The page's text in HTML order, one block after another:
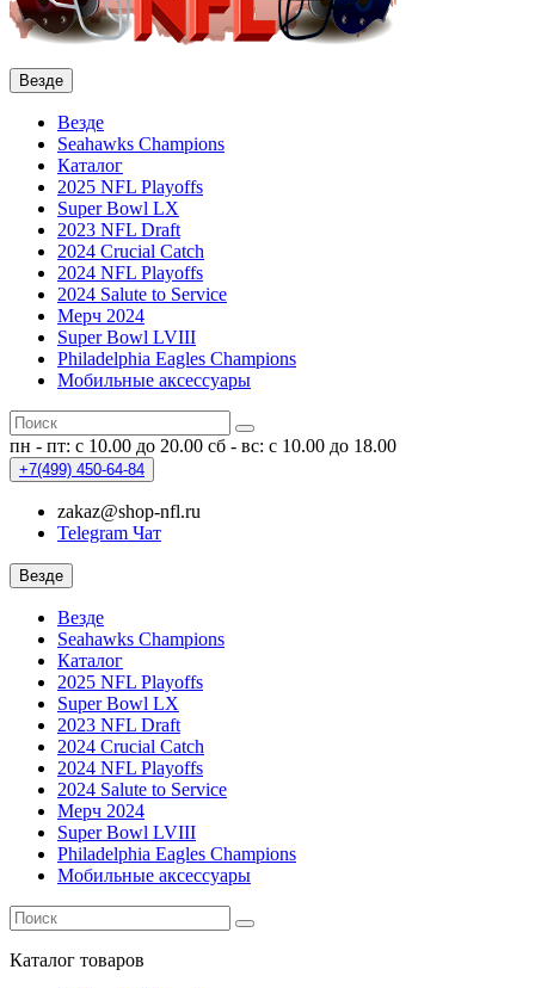
Везде
Везде
Seahawks Champions
Каталог
2025 NFL Playoffs
Super Bowl LX
2023 NFL Draft
2024 Crucial Catch
2024 NFL Playoffs
2024 Salute to Service
Мерч 2024
Super Bowl LVIII
Philadelphia Eagles Champions
Мобильные аксессуары
пн - пт: с 10.00 до 20.00 сб - вс: с 10.00 до 18.00
+7(499) 450-64-84
zakaz@shop-nfl.ru
Telegram Чат
Везде
Везде
Seahawks Champions
Каталог
2025 NFL Playoffs
Super Bowl LX
2023 NFL Draft
2024 Crucial Catch
2024 NFL Playoffs
2024 Salute to Service
Мерч 2024
Super Bowl LVIII
Philadelphia Eagles Champions
Мобильные аксессуары
Каталог товаров